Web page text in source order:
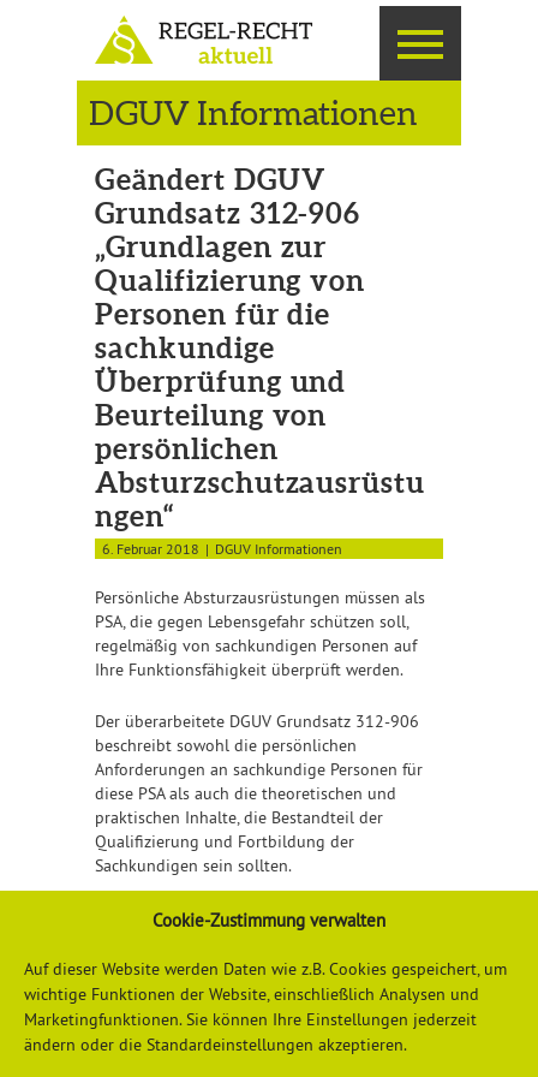
Cookie-Zustimmung verwalten
Auf dieser Website werden Daten wie z.B. Cookies gespeichert, um
wichtige Funktionen der Website, einschließlich Analysen und
Marketingfunktionen. Sie können Ihre Einstellungen jederzeit
ändern oder die Standardeinstellungen akzeptieren.
DGUV Informationen
Geändert DGUV
Grundsatz 312-906
„Grundlagen zur
Qualifizierung von
Personen für die
sachkundige
Überprüfung und
Beurteilung von
persönlichen
Absturzschutzausrüstu
ngen“
6. Februar 2018 DGUV Informationen
Persönliche Absturzausrüstungen müssen als
PSA, die gegen Lebensgefahr schützen soll,
regelmäßig von sachkundigen Personen auf
Ihre Funktionsfähigkeit überprüft werden.
Der überarbeitete DGUV Grundsatz 312-906
beschreibt sowohl die persönlichen
Anforderungen an sachkundige Personen für
diese PSA als auch die theoretischen und
praktischen Inhalte, die Bestandteil der
Qualifizierung und Fortbildung der
Sachkundigen sein sollten.
Detailliertere Informationen finden Sie